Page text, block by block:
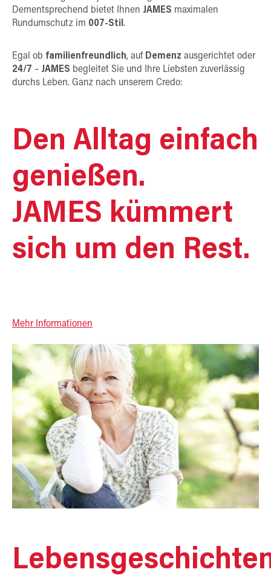
Dementsprechend bietet Ihnen JAMES maximalen
Rundumschutz im 007-Stil .
Egal ob familienfreundlich, auf Demenz ausgerichtet oder
24/7 – JAMES begleitet Sie und Ihre Liebsten zuverlässig
durchs Leben. Ganz nach unserem Credo:
Den Alltag einfach
genießen.
JAMES kümmert
sich um den Rest.
Mehr Informationen